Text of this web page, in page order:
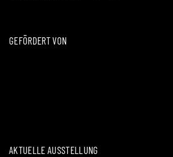
GEFÖRDERT VON
AKTUELLE AUSSTELLUNG